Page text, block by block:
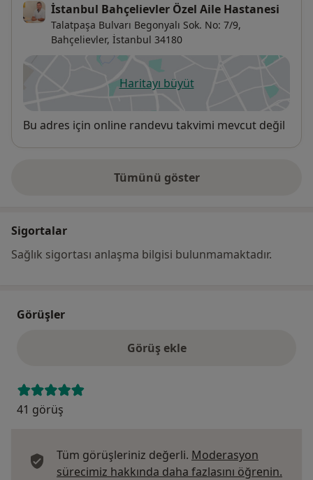
İstanbul Bahçelievler Özel Aile Hastanesi
Talatpaşa Bulvarı Begonyalı Sok. No: 7/9,
Bahçelievler, İstanbul 34180
Haritayı büyütyeni bir sekmede açılır
Uygunluk
Bu adres için online randevu takvimi mevcut değil
Tümünü göster
adres hakkında
Sigortalar
Sağlık sigortası anlaşma bilgisi bulunmamaktadır.
Görüşler
Görüş ekle
41 görüş
Tüm görüşleriniz değerli. Moderasyon
sürecimiz hakkında daha fazlasını öğrenin.